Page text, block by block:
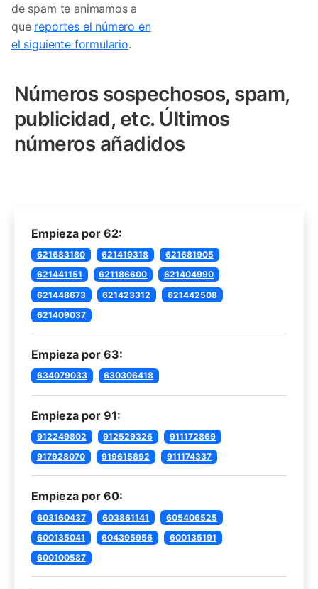
de spam te animamos a
que reportes el número en
el siguiente formulario.
Números sospechosos, spam,
publicidad, etc. Últimos
números añadidos
Empieza por 62:
621683180 621419318
621681905
621441151
621186600
621404990
621448673
621423312
621442508
621409037
Empieza por 63:
634079033 630306418
Empieza por 91:
912249802 912529326
911172869
917928070
919615892 911174337
Empieza por 60:
603160437 603861141
605406525
600135041
604395956
600135191
600100587